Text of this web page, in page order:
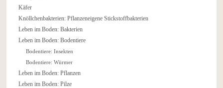
Käfer
Knöllchenbakterien: Pflanzeneigene Stickstoffbakterien
Leben im Boden: Bakterien
Leben im Boden: Bodentiere
Bodentiere: Insekten
Bodentiere: Würmer
Leben im Boden: Pflanzen
Leben im Boden: Pilze